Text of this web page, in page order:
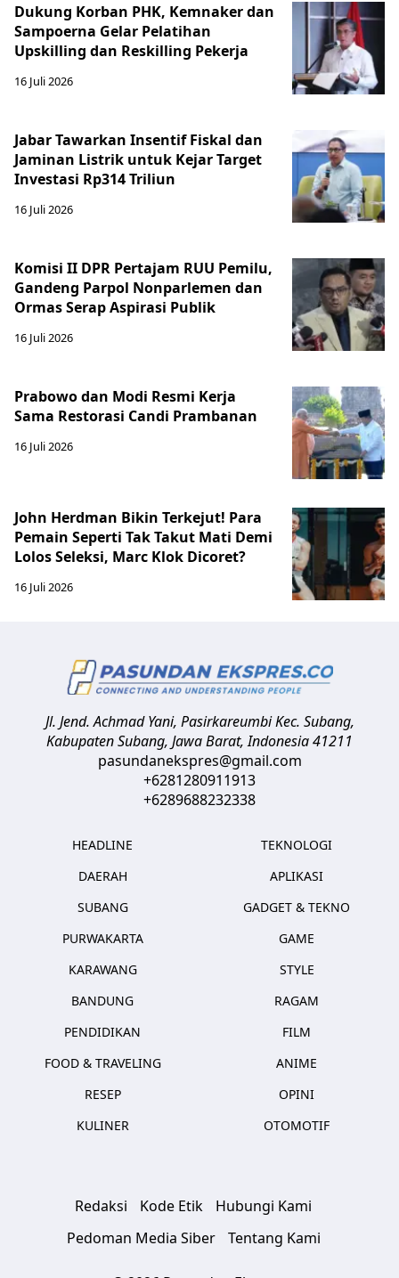
Dukung Korban PHK, Kemnaker dan
Sampoerna Gelar Pelatihan
Upskilling dan Reskilling Pekerja
16 Juli 2026
Jabar Tawarkan Insentif Fiskal dan
Jaminan Listrik untuk Kejar Target
Investasi Rp314 Triliun
16 Juli 2026
Komisi II DPR Pertajam RUU Pemilu,
Gandeng Parpol Nonparlemen dan
Ormas Serap Aspirasi Publik
16 Juli 2026
Prabowo dan Modi Resmi Kerja
Sama Restorasi Candi Prambanan
16 Juli 2026
John Herdman Bikin Terkejut! Para
Pemain Seperti Tak Takut Mati Demi
Lolos Seleksi, Marc Klok Dicoret?
16 Juli 2026
Jl. Jend. Achmad Yani, Pasirkareumbi Kec. Subang,
Kabupaten Subang, Jawa Barat,Indonesia41211
pasundanekspres@gmail.com
+6281280911913
+6289688232338
HEADLINE
DAERAH
SUBANG
PURWAKARTA
KARAWANG
BANDUNG
PENDIDIKAN
FOOD & TRAVELING
RESEP
KULINER
TEKNOLOGI
APLIKASI
GADGET & TEKNO
GAME
STYLE
RAGAM
FILM
ANIME
OPINI
OTOMOTIF
Redaksi Kode Etik
Hubungi Kami
Pedoman Media Siber
Tentang Kami